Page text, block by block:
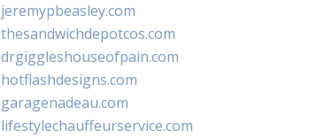
jeremypbeasley.com
thesandwichdepotcos.com
drgiggleshouseofpain.com
hotflashdesigns.com
garagenadeau.com
lifestylechauffeurservice.com